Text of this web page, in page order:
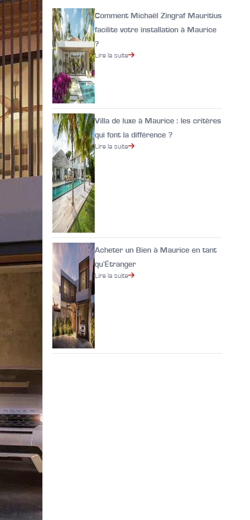
Comment Michaël Zingraf Mauritius
facilite votre installation à Maurice
?
Lire la suite
Villa de luxe à Maurice : les critères
qui font la différence ?
Lire la suite
Acheter un Bien à Maurice en tant
qu’Étranger
Lire la suite